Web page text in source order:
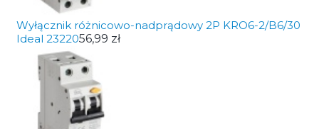
Wyłącznik różnicowo-nadprądowy 2P KRO6-2/B6/30
Ideal 2322056,99 zł